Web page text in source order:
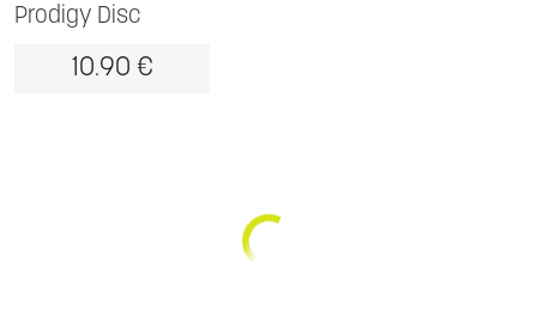
Prodigy Disc
10.90 €